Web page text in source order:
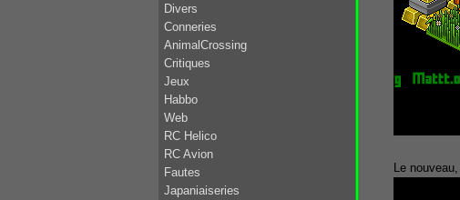
Le
Divers
Conneries
AnimalCrossing
Critiques
Jeux
Habbo
Web
RC Helico
RC Avion
Fautes
Japaniaiseries